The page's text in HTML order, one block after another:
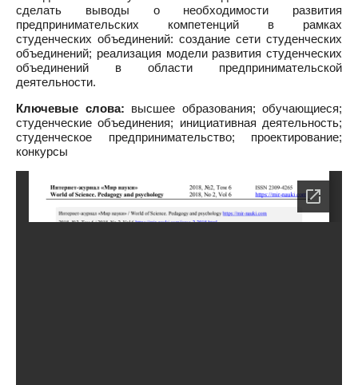
сделать выводы о необходимости развития
предпринимательских компетенций в рамках
студенческих объединений: создание сети студенческих
объединений; реализация модели развития студенческих
объединений в области предпринимательской
деятельности.
Ключевые слова: высшее образования; обучающиеся;
студенческие объединения; инициативная деятельность;
студенческое предпринимательство; проектирование;
конкурсы